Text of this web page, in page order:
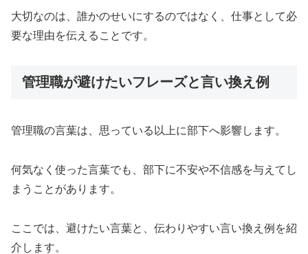
大切なのは、誰かのせいにするのではなく、仕事として必
要な理由を伝えることです。
管理職が避けたいフレーズと言い換え例
管理職の言葉は、思っている以上に部下へ影響します。
何気なく使った言葉でも、部下に不安や不信感を与えてし
まうことがあります。
ここでは、避けたい言葉と、伝わりやすい言い換え例を紹
介します。